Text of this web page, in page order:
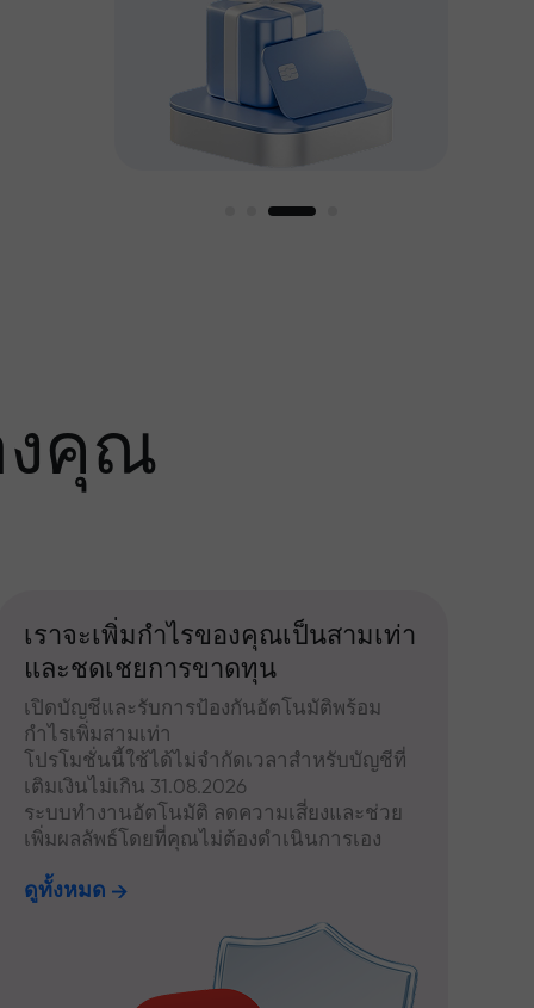
งคุณ
เราจะเพิ่มกำไรของคุณเป็นสามเท่า
และชดเชยการขาดทุน
เปิดบัญชีและรับการป้องกันอัตโนมัติพร้อม
กำไรเพิ่มสามเท่า
โปรโมชั่นนี้ใช้ได้ไม่จำกัดเวลาสำหรับบัญชีที่
เติมเงินไม่เกิน 31.08.2026
ระบบทำงานอัตโนมัติ ลดความเสี่ยงและช่วย
เพิ่มผลลัพธ์โดยที่คุณไม่ต้องดำเนินการเอง
ดูทั้งหมด